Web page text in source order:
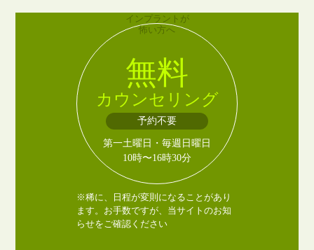
インプラントが
怖い方へ
無料
カウンセリング
予約不要
第一土曜日・毎週日曜日
10時〜16時30分
※稀に、日程が変則になることがあり
ます。お手数ですが、当サイトのお知
らせをご確認ください